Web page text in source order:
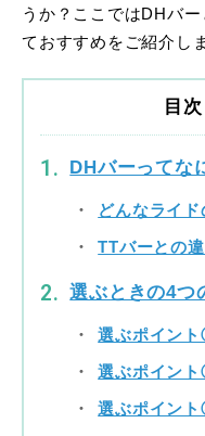
うか？ここではDHバ
ておすすめをご紹介し
目次
DHバーってな
どんなライド
TTバーとの
選ぶときの4つ
選ぶポイン
選ぶポイン
選ぶポイン